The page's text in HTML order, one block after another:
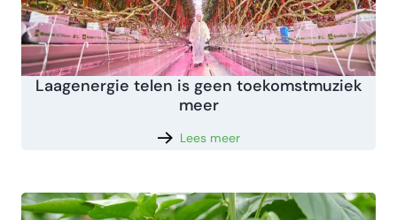
Laagenergie telen is geen toekomstmuziek
meer
Lees meer